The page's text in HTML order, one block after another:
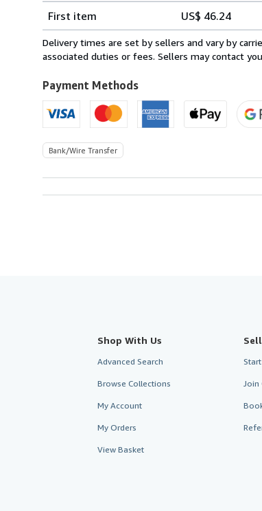
rates
from
Italy
U.S.A.
First item
US$ 46.24
Delivery times are set by sellers and vary by
associated duties or fees. Sellers may contact
Payment Methods
Bank/Wire Transfer
Shop With Us
Advanced Search
Browse Collections
My Account
My Orders
View Basket
Join